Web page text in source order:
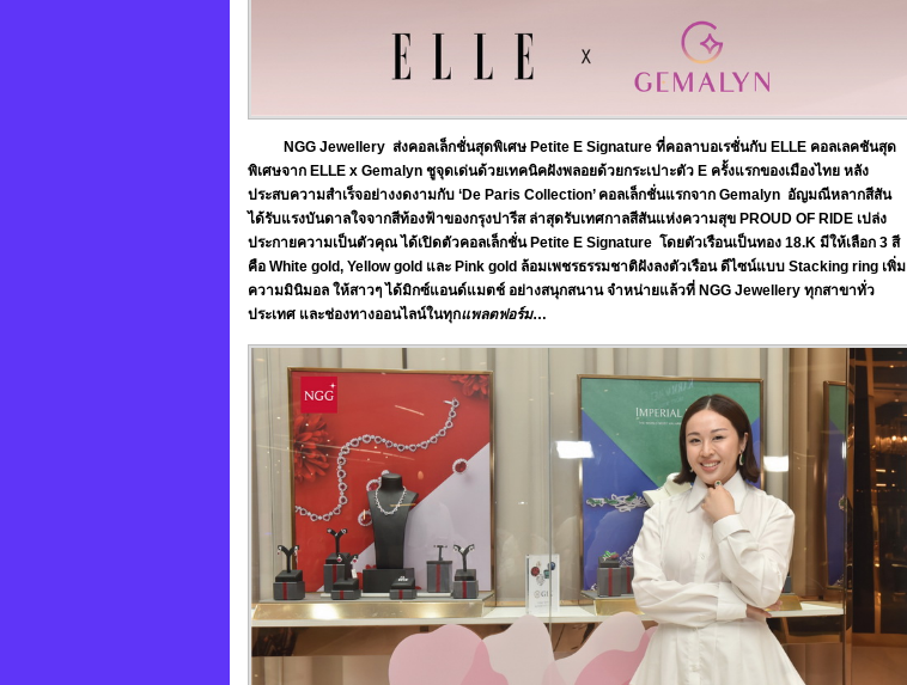
NGG Jewellery ส่งคอลเล็กชั่นสุดพิเศษ Petite E Signature ที่คอลาบอเรชั่นกับ ELLE คอลเลคชันสุด
พิเศษจาก ELLE x Gemalyn ชูจุดเด่นด้วยเทคนิคฝังพลอยด้วยกระเปาะตัว E ครั้งแรกของเมืองไทย หลัง
ประสบความสำเร็จอย่างงดงามกับ ‘De Paris Collection’ คอลเล็กชั่นแรกจาก Gemalyn อัญมณีหลากสีสัน
ได้รับแรงบันดาลใจจากสีท้องฟ้าของกรุงปารีส ล่าสุดรับเทศกาลสีสันแห่งความสุข PROUD OF RIDE เปล่ง
ประกายความเป็นตัวคุณ ได้เปิดตัวคอลเล็กชั่น Petite E Signature โดยตัวเรือนเป็นทอง 18.K มีให้เลือก 3 สี
คือ White gold, Yellow gold และ Pink gold ล้อมเพชรธรรมชาติฝังลงตัวเรือน ดีไซน์แบบ Stacking ring เพิ่ม
ความมินิมอล ให้สาวๆ ได้มิกซ์แอนด์แมตช์ อย่างสนุกสนาน จำหน่ายแล้วที่ NGG Jewellery ทุกสาขาทั่ว
ประเทศ และช่องทางออนไลน์ในทุกแพลตฟอร์ม…